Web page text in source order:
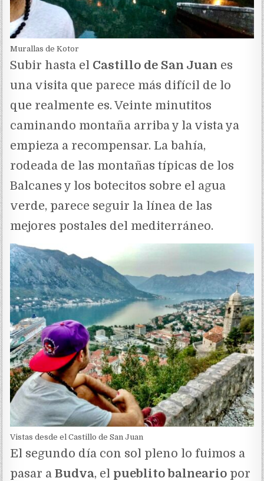
Murallas de Kotor
Subir hasta el Castillo de San Juan es
una visita que parece más difícil de lo
que realmente es. Veinte minutitos
caminando montaña arriba y la vista ya
empieza a recompensar. La bahía,
rodeada de las montañas típicas de los
Balcanes y los botecitos sobre el agua
verde, parece seguir la línea de las
mejores postales del mediterráneo.
Vistas desde el Castillo de San Juan
El segundo día con sol pleno lo fuimos a
pasar aBudva, el pueblito balneario por